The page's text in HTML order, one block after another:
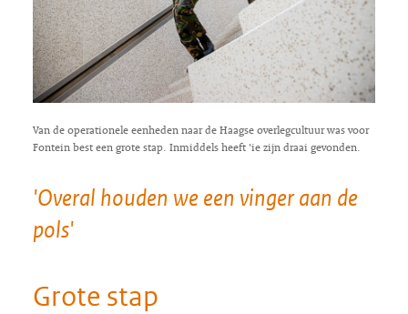
Van de operationele eenheden naar de Haagse overlegcultuur was voor
Fontein best een grote stap. Inmiddels heeft 'ie zijn draai gevonden.
'Overal houden we een vinger aan de
pols'
Grote stap